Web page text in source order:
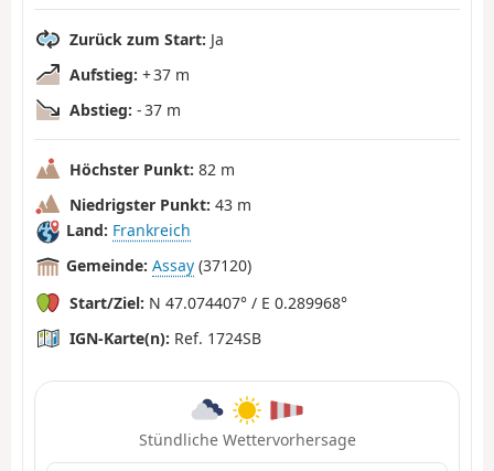
Zurück zum Start: Ja
Aufstieg: + 37 m
Abstieg: - 37 m
Höchster Punkt: 82 m
Niedrigster Punkt: 43 m
Land: Frankreich
Gemeinde: Assay (37120)
Start/Ziel: N 47.074407° / E 0.289968°
IGN-Karte(n): Ref. 1724SB
Stündliche Wettervorhersage